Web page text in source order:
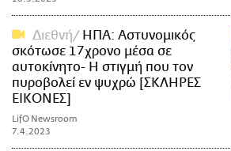
Διεθνή
ΗΠΑ: Αστυνομικός
σκότωσε 17χρονο μέσα σε
αυτοκίνητο- Η στιγμή που τον
πυροβολεί εν ψυχρώ [ΣΚΛΗΡΕΣ
ΕΙΚΟΝΕΣ]
LifO Newsroom
7.4.2023